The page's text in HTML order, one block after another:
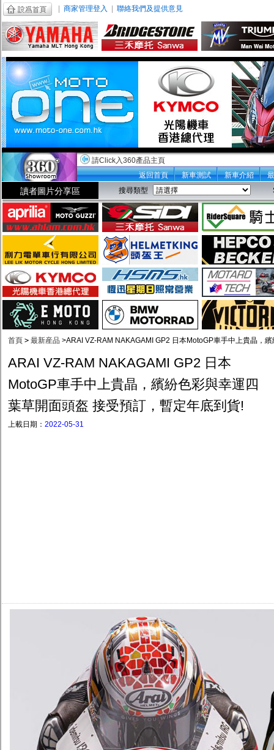
商家管理登入 聯絡我們及提供意見
請Click入360產品主頁
返回首頁
新車測試 新車介紹
讀者圖片分享區 搜尋類型
首頁 > 最新産品 >ARAI VZ-RAM NAKAGAMI GP2 日本MotoGP車手中上貴晶，
ARAI VZ-RAM NAKAGAMI GP2 日本
MotoGP車手中上貴晶，繽紛色彩與幸運四
葉草開面頭盔 接受預訂，暫定年底到貨!
上載日期： 2022-05-31